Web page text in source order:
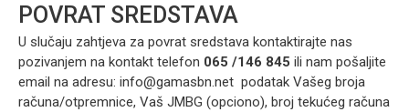
POVRAT SREDSTAVA
U slučaju zahtjeva za povrat sredstava kontaktirajte nas
pozivanjem na kontakt telefon 065 /146 845 ili nam pošaljite
email na adresu: info@gamasbn.net podatak Vašeg broja
računa/otpremnice, Vaš JMBG (opciono), broj tekućeg računa